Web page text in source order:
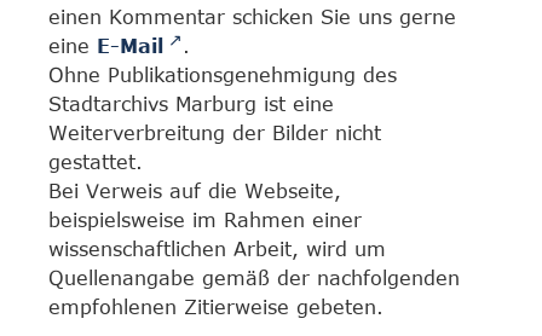
einen Kommentar schicken Sie uns gerne
eine E-Mail
.
Ohne Publikationsgenehmigung des
Stadtarchivs Marburg ist eine
Weiterverbreitung der Bilder nicht
gestattet.
Bei Verweis auf die Webseite,
beispielsweise im Rahmen einer
wissenschaftlichen Arbeit, wird um
Quellenangabe gemäß der nachfolgenden
empfohlenen Zitierweise gebeten.